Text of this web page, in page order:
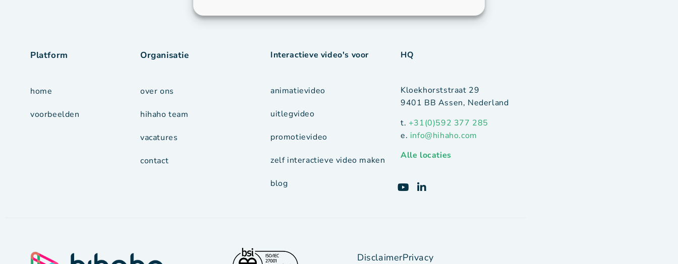
Platform
home
voorbeelden
Organisatie
over ons
hihaho team
vacatures
contact
Interactieve video's voor
animatievideo
uitlegvideo
promotievideo
zelf interactieve video maken
blog
HQ
Kloekhorststraat 29
9401 BB Assen, Nederland
t. +31(0)592 377 285
e. info@hihaho.com
Alle locaties
DisclaimerPrivacy